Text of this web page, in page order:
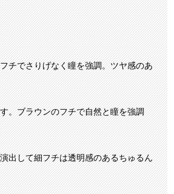
チでさりげなく瞳を強調。ツヤ感のあ
。ブラウンのフチで自然と瞳を強調
出して細フチは透明感のあるちゅるん